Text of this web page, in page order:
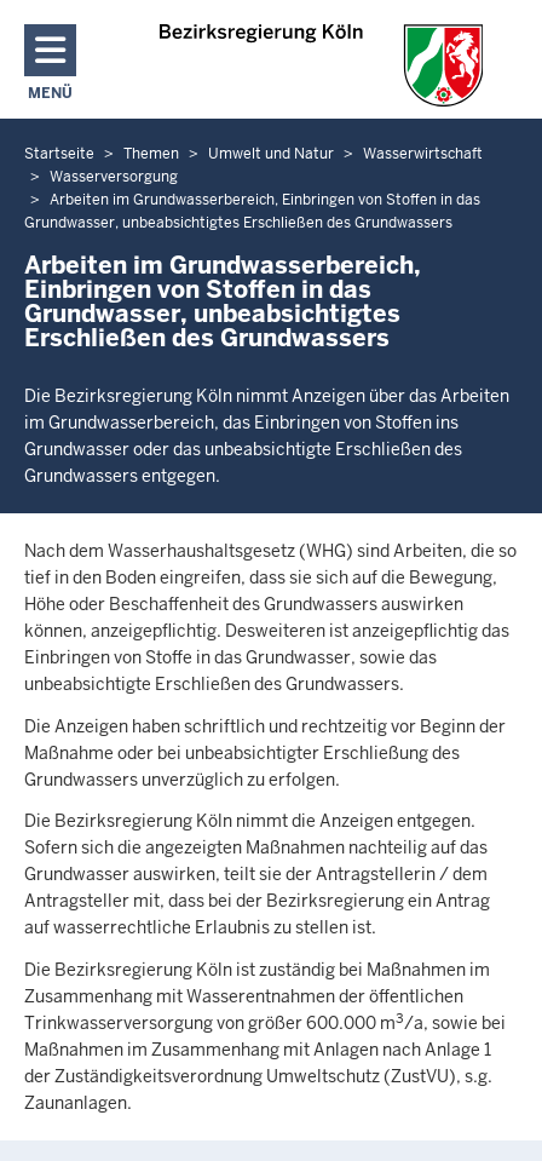
Direkt zum Inhalt
MENÜ
NAVIGATION AKTIVIEREN/DEAKTIVIEREN: HAUPTMENÜ
Sie
befinden
sich
Startseite Themen Umwelt und Natur
Wasserwirtschaft
Wasserversorgung
Arbeiten im Grundwasserbereich, Einbringen von Stoffen in das
Grundwasser, unbeabsichtigtes Erschließen des Grundwassers
Arbeiten im Grundwasserbereich,
Einbringen von Stoffen in das
Grundwasser, unbeabsichtigtes
Erschließen des Grundwassers
Die Bezirksregierung Köln nimmt Anzeigen über das Arbeiten
im Grundwasserbereich, das Einbringen von Stoffen ins
Grundwasser oder das unbeabsichtigte Erschließen des
Grundwassers entgegen.
Nach dem Wasserhaushaltsgesetz (WHG) sind Arbeiten, die so
tief in den Boden eingreifen, dass sie sich auf die Bewegung,
Höhe oder Beschaffenheit des Grundwassers auswirken
können, anzeigepflichtig. Desweiteren ist anzeigepflichtig das
Einbringen von Stoffe in das Grundwasser, sowie das
unbeabsichtigte Erschließen des Grundwassers.
Die Anzeigen haben schriftlich und rechtzeitig vor Beginn der
Maßnahme oder bei unbeabsichtigter Erschließung des
Grundwassers unverzüglich zu erfolgen.
Die Bezirksregierung Köln nimmt die Anzeigen entgegen.
Sofern sich die angezeigten Maßnahmen nachteilig auf das
Grundwasser auswirken, teilt sie der Antragstellerin / dem
Antragsteller mit, dass bei der Bezirksregierung ein Antrag
auf wasserrechtliche Erlaubnis zu stellen ist.
Die Bezirksregierung Köln ist zuständig bei Maßnahmen im
Zusammenhang mit Wasserentnahmen der öffentlichen
Trinkwasserversorgung von größer 600.000 m3/a, sowie bei
Maßnahmen im Zusammenhang mit Anlagen nach Anlage 1
der Zuständigkeitsverordnung Umweltschutz (ZustVU), s.g.
Zaunanlagen.